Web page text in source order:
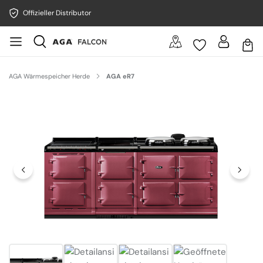
Offizieller Distributor
AGA Wärmespeicher Herde AGA eR7